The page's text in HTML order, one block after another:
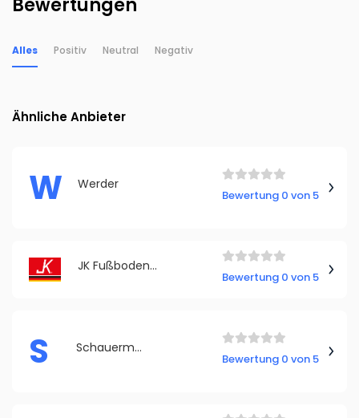
Bewertungen
Alles Positiv Neutral Negativ
Ähnliche Anbieter
W Werder
Bewertung 0 von 5
JK Fußbodenheizung GmbH
Bewertung 0 von 5
S Schauermann Baugruppe
Bewertung 0 von 5